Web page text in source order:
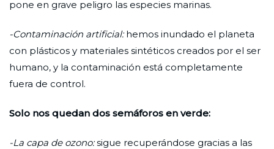
pone en grave peligro las especies marinas.
-Contaminación artificial:hemos inundado el planeta
con plásticos y materiales sintéticos creados por el ser
humano, y la contaminación está completamente
fuera de control.
Solo nos quedan dos semáforos en verde:
-La capa de ozono:sigue recuperándose gracias a las